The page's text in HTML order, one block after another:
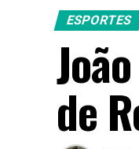
ESPORTES
de